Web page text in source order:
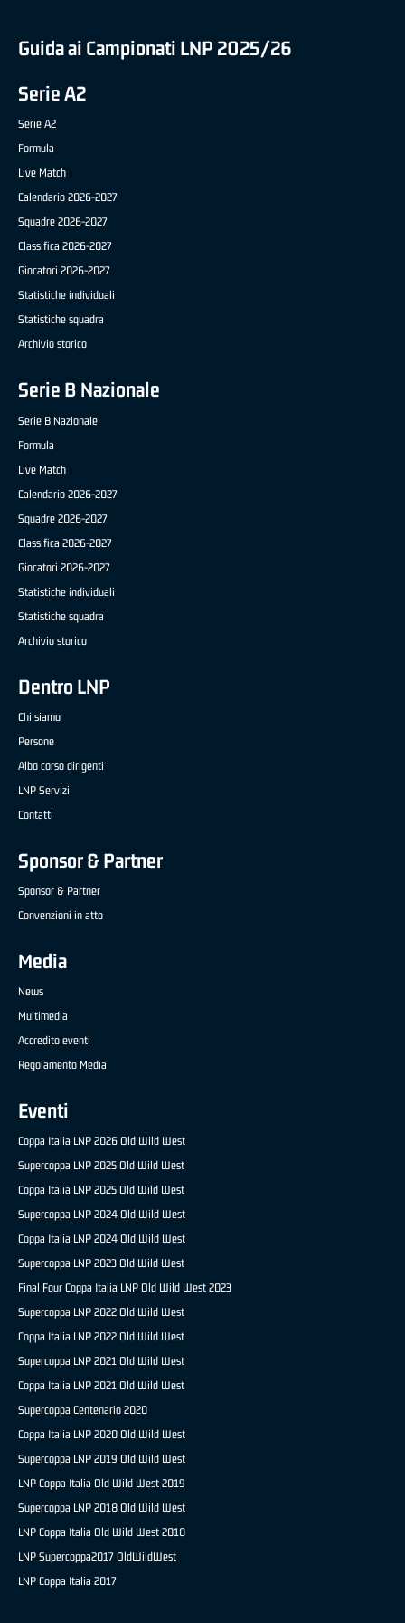
Guida ai Campionati LNP 2025/26
Serie A2
Serie A2
Formula
Live Match
Calendario 2026-2027
Squadre 2026-2027
Classifica 2026-2027
Giocatori 2026-2027
Statistiche individuali
Statistiche squadra
Archivio storico
Serie B Nazionale
Serie B Nazionale
Formula
Live Match
Calendario 2026-2027
Squadre 2026-2027
Classifica 2026-2027
Giocatori 2026-2027
Statistiche individuali
Statistiche squadra
Archivio storico
Dentro LNP
Chi siamo
Persone
Albo corso dirigenti
LNP Servizi
Contatti
Sponsor & Partner
Sponsor & Partner
Convenzioni in atto
Media
News
Multimedia
Accredito eventi
Regolamento Media
Eventi
Coppa Italia LNP 2026 Old Wild West
Supercoppa LNP 2025 Old Wild West
Coppa Italia LNP 2025 Old Wild West
Supercoppa LNP 2024 Old Wild West
Coppa Italia LNP 2024 Old Wild West
Supercoppa LNP 2023 Old Wild West
Final Four Coppa Italia LNP Old Wild West 2023
Supercoppa LNP 2022 Old Wild West
Coppa Italia LNP 2022 Old Wild West
Supercoppa LNP 2021 Old Wild West
Coppa Italia LNP 2021 Old Wild West
Supercoppa Centenario 2020
Coppa Italia LNP 2020 Old Wild West
Supercoppa LNP 2019 Old Wild West
LNP Coppa Italia Old Wild West 2019
Supercoppa LNP 2018 Old Wild West
LNP Coppa Italia Old Wild West 2018
LNP Supercoppa2017 OldWildWest
LNP Coppa Italia 2017